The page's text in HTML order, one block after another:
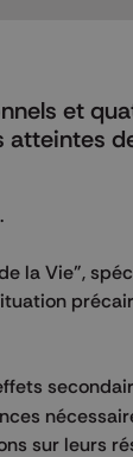
et
atteintes
la Vie",
sur leurs